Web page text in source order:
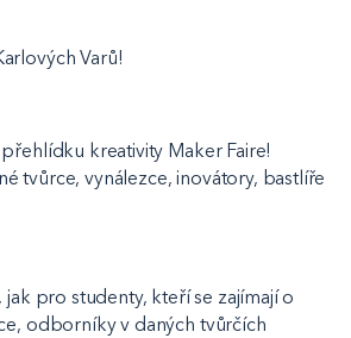
Varů!
kreativity Maker Faire!
tvůrce, vynálezce, inovátory, bastlíře
jak pro studenty, kteří se zajímají o
odborníky v daných tvůrčích